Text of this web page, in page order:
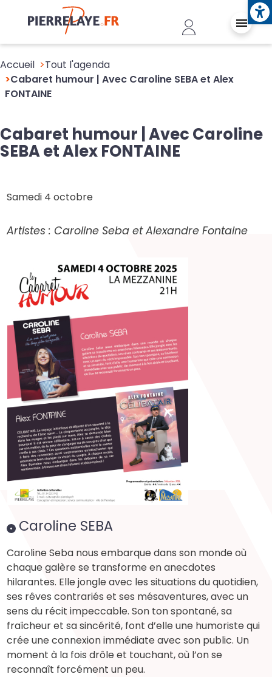
Aller au contenu principal
Header -
Accueil
Tout l'agenda
Cabaret humour | Avec Caroline SEBA et Alex
FONTAINE
Cabaret humour | Avec Caroline
SEBA et Alex FONTAINE
Samedi 4 octobre
Artistes : Caroline Seba et Alexandre Fontaine
Caroline SEBA
Caroline Seba nous embarque dans son monde où
chaque galère se transforme en anecdotes
hilarantes. Elle jongle avec les situations du quotidien,
ses rêves contrariés et ses mésaventures, avec un
sens du récit impeccable. Son ton spontané, sa
fraîcheur et sa sincérité, font d’elle une humoriste qui
crée une connexion immédiate avec son public. Un
moment à la fois drôle et touchant, où l’on se
reconnaît forcément un peu.